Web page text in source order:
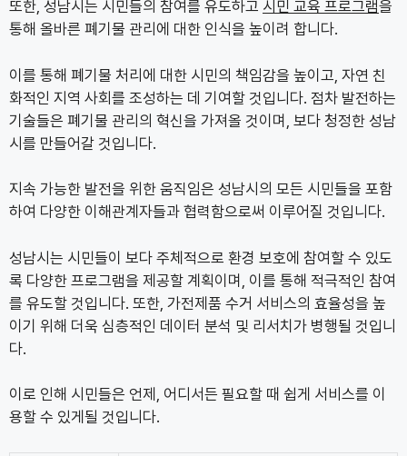
또한, 성남시는 시민들의 참여를 유도하고 시민 교육 프로그램을
통해 올바른 폐기물 관리에 대한 인식을 높이려 합니다.
이를 통해 폐기물 처리에 대한 시민의 책임감을 높이고, 자연 친
화적인 지역 사회를 조성하는 데 기여할 것입니다. 점차 발전하는
기술들은 폐기물 관리의 혁신을 가져올 것이며, 보다 청정한 성남
시를 만들어갈 것입니다.
지속 가능한 발전을 위한 움직임은 성남시의 모든 시민들을 포함
하여 다양한 이해관계자들과 협력함으로써 이루어질 것입니다.
성남시는 시민들이 보다 주체적으로 환경 보호에 참여할 수 있도
록 다양한 프로그램을 제공할 계획이며, 이를 통해 적극적인 참여
를 유도할 것입니다. 또한, 가전제품 수거 서비스의 효율성을 높
이기 위해 더욱 심층적인 데이터 분석 및 리서치가 병행될 것입니
다.
이로 인해 시민들은 언제, 어디서든 필요할 때 쉽게 서비스를 이
용할 수 있게될 것입니다.